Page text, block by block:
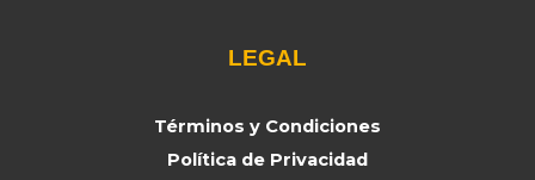
LEGAL
Términos y Condiciones
Política de Privacidad